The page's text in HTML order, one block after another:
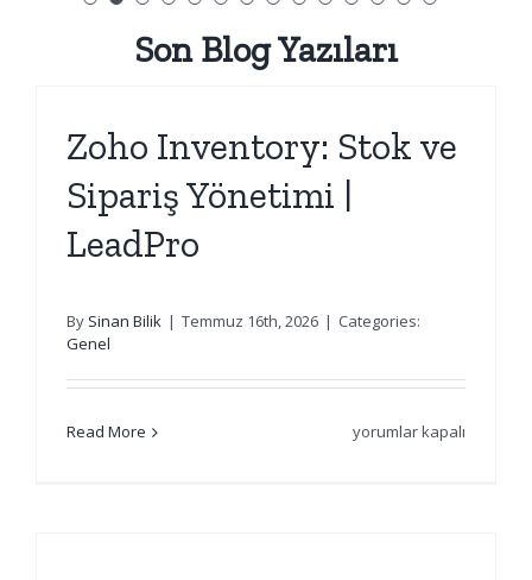
Son Blog Yazıları
Zoho Inventory: Stok ve
Sipariş Yönetimi |
LeadPro
By Sinan Bilik | Temmuz 16th, 2026 | Categories:
Genel
Read More
Zoho
yorumlar kapalı